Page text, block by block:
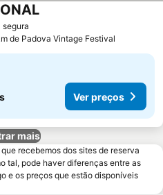
segura
de Padova Vintage Festival
Ver preços
mais
recebemos dos sites de reserva
tal, pode haver diferenças entre as
e os preços que estão disponíveis